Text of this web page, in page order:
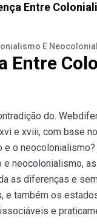
Entre
E
Entre
do.
e xviii, com base
o
e neocolonialismo,
as diferenças e
também os
e